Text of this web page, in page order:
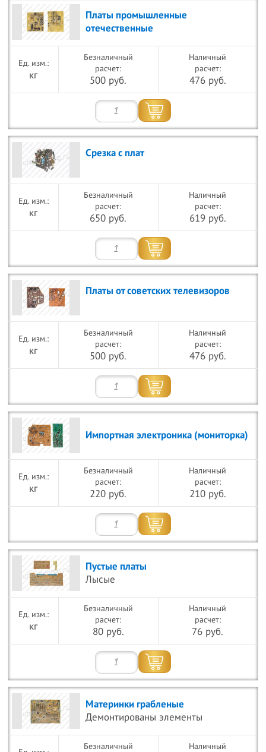
Платы промышленные
отечественные
кг
Безналичный
расчет:
500 руб.
Наличный
расчет:
476 руб.
Срезка с плат
кг
Безналичный
расчет:
650 руб.
Наличный
расчет:
619 руб.
Платы от советских телевизоров
кг
Безналичный
расчет:
500 руб.
Наличный
расчет:
476 руб.
Импортная электроника (мониторка)
кг
Безналичный
расчет:
220 руб.
Наличный
расчет:
210 руб.
Пустые платы
Лысые
кг
Безналичный
расчет:
80 руб.
Наличный
расчет:
76 руб.
Материнки грабленые
Демонтированы элементы
Безналичный
Наличный